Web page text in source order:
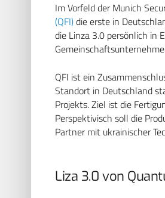
Im Vorfeld derMunich
(QFI)die erste in
die Linza 3.0 persönlich in
QFI ist ein
Standort in Deutschland
Projekts. Ziel ist die
Perspektivisch soll die
Partner mit ukrainischer
Liza 3.0 von